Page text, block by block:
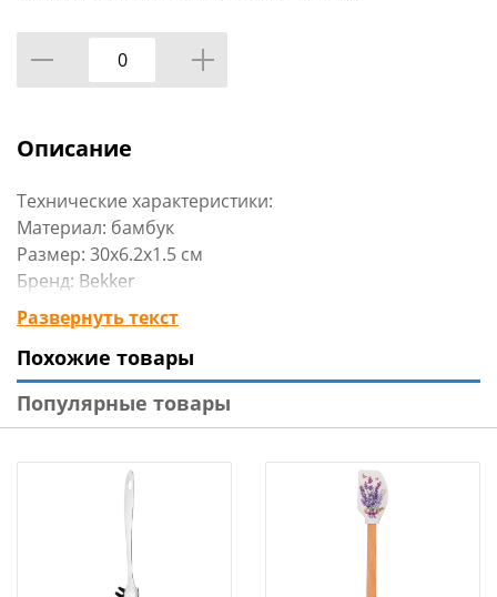
Описание
Технические характеристики:
Материал: бамбук
Размер: 30х6.2х1.5 см
Бренд: Bekker
Страна-изготовитель: Китай
Развернуть текст
Похожие товары
Популярные товары